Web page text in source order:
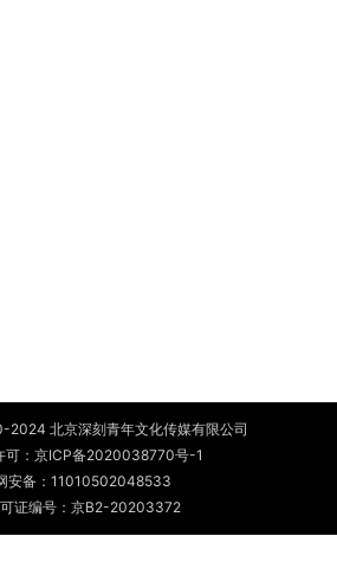
2024 北京深刻青年文化传媒有限公司
： 京ICP备2020038770号-1
安备： 11010502048533
证编号：京B2-20203372